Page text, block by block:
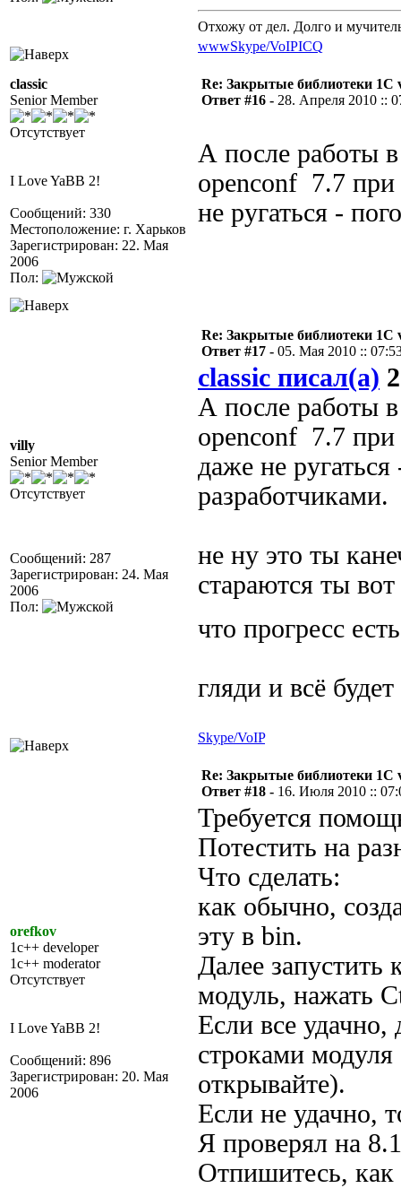
Отхожу от дел. Долго и
wwwSkype/VoIPICQ
classic
Senior Member
Отсутствует
I Love YaBB 2!
Сообщений: 330
Местоположение: г. Харьков
Зарегистрирован: 22. Мая
2006
Пол:
Re: Закрытые библиотеки 1С
Ответ #16 - 28. Апреля 2010 ::
А после работы
openconf 7.7 при
не ругаться -
villy
Senior Member
Отсутствует
Сообщений: 287
Зарегистрирован: 24. Мая
2006
Пол:
Re: Закрытые библиотеки 1С
Ответ #17 - 05. Мая 2010 ::
classic писал(а)
А после работы
openconf 7.7 при
даже не
разработчиками.
не ну это ты
стараются ты
что прогресс
гляди и всё
Skype/VoIP
orefkov
1c++ developer
1c++ moderator
Отсутствует
I Love YaBB 2!
Сообщений: 896
Зарегистрирован: 20. Мая
2006
Re: Закрытые библиотеки 1С
Ответ #18 - 16. Июля 2010 ::
Требуется
Потестить на
Что сделать:
как обычно,
эту в bin.
Далее запустить
модуль, нажать
Если все
строками
открывайте).
Если не удачно,
Я проверял на
Отпишитесь, как